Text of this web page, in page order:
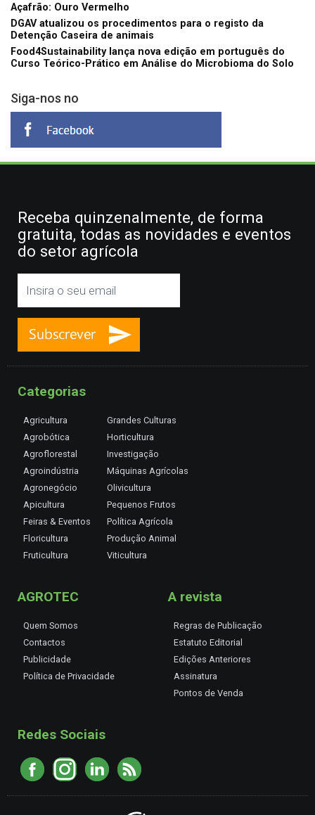
Açafrão: Ouro Vermelho
DGAV atualizou os procedimentos para o registo da
Detenção Caseira de animais
Food4Sustainability lança nova edição em português do
Curso Teórico-Prático em Análise do Microbioma do Solo
Siga-nos no
Receba quinzenalmente, de forma
gratuita, todas as novidades e eventos
do setor agrícola
Categorias
Agricultura
Agrobótica
Agroflorestal
Agroindústria
Agronegócio
Apicultura
Feiras & Eventos
Floricultura
Fruticultura
Grandes Culturas
Horticultura
Investigação
Máquinas Agrícolas
Olivicultura
Pequenos Frutos
Política Agrícola
Produção Animal
Viticultura
AGROTEC
Quem Somos
Contactos
Publicidade
Política de Privacidade
A revista
Regras de Publicação
Estatuto Editorial
Edições Anteriores
Assinatura
Pontos de Venda
Redes Sociais